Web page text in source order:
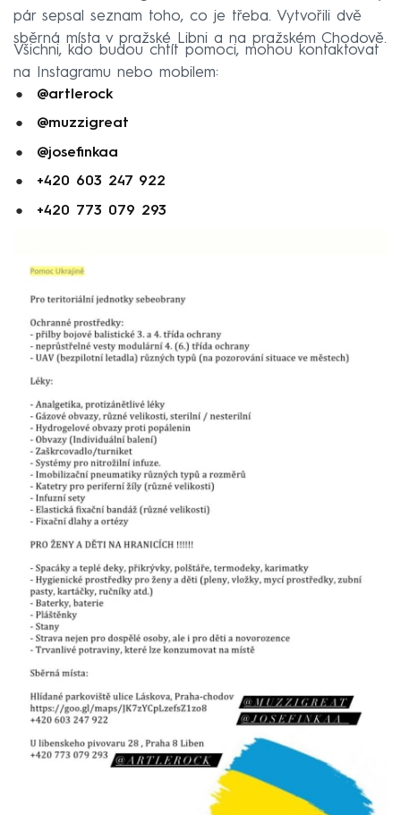
pár sepsal seznam toho, co je třeba. Vytvořili dvě
sběrná místa v pražské Libni a na pražském Chodově.
Všichni, kdo budou chtít pomoci, mohou kontaktovat
na Instagramu nebo mobilem:
@artlerock
@muzzigreat
@josefinkaa
+420 603 247 922
+420 773 079 293